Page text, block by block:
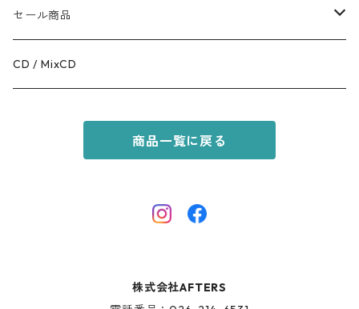
BOTTOMS
GOODS
AFTERS SPORT
COFFEE
MR.OLIVE
RACAL
セール商品
OUTER
CD / MixCD
商品一覧に戻る
株式会社AFTERS